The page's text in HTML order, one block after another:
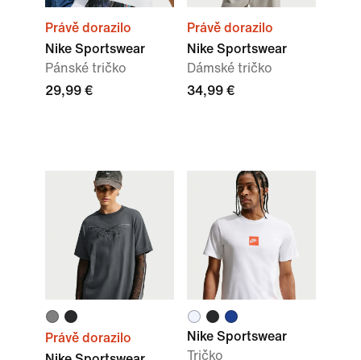
Právě dorazilo
Nike Sportswear
Pánské tričko
29,99 €
Právě dorazilo
Nike Sportswear
Dámské tričko
34,99 €
Právě dorazilo
Nike Sportswear
Tričko